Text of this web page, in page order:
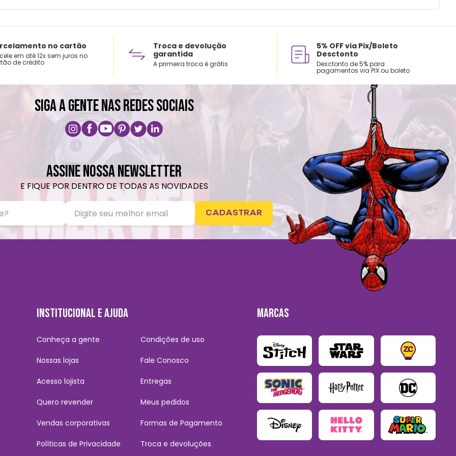
no cartão
em até 12x sem juros no
de crédito
Troca e devolução
garantida
A primeira troca é grátis
5% OFF via Pix/Boleto
Desctonto
Desctonto de 5% para
pagamentos via PIX ou boleto
SIGA A GENTE NAS REDES SOCIAIS
ASSINE NOSSA NEWSLETTER
E FIQUE POR DENTRO DE TODAS AS NOVIDADES
CADASTRAR
INSTITUCIONAL E AJUDA
Conheça a gente
Nossas lojas
Acesso lojista
Quero revender
Vendas corporativas
Políticas de Privacidade
Condições de uso
Fale Conosco
Entregas
Meus pedidos
Formas de Pagamento
Troca e devoluções
MARCAS